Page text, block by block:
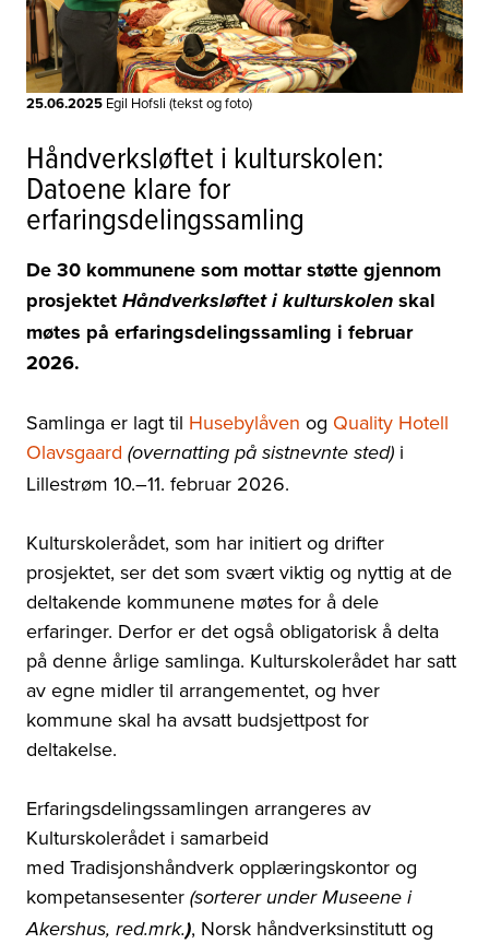
25.06.2025 Egil Hofsli (tekst og foto)
Håndverksløftet i kulturskolen:
Datoene klare for
erfaringsdelingssamling
De 30 kommunene som mottar støtte gjennom
prosjektet Håndverksløftet i kulturskolen skal
møtes på erfaringsdelingssamling i februar
2026.
Samlinga er lagt til Husebylåven og Quality Hotell
Olavsgaard (overnatting på sistnevnte sted) i
Lillestrøm 10.–11. februar 2026.
Kulturskolerådet, som har initiert og drifter
prosjektet, ser det som svært viktig og nyttig at de
deltakende kommunene møtes for å dele
erfaringer. Derfor er det også obligatorisk å delta
på denne årlige samlinga. Kulturskolerådet har satt
av egne midler til arrangementet, og hver
kommune skal ha avsatt budsjettpost for
deltakelse.
Erfaringsdelingssamlingen arrangeres av
Kulturskolerådet i samarbeid
med Tradisjonshåndverk opplæringskontor og
kompetansesenter (sorterer under Museene i
Akershus, red.mrk.), Norsk håndverksinstitutt og